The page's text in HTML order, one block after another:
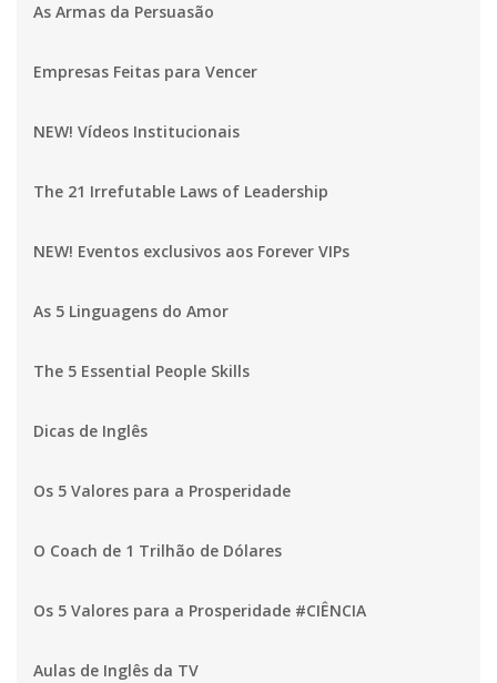
As Armas da Persuasão
Empresas Feitas para Vencer
NEW! Vídeos Institucionais
The 21 Irrefutable Laws of Leadership
NEW! Eventos exclusivos aos Forever VIPs
As 5 Linguagens do Amor
The 5 Essential People Skills
Dicas de Inglês
Os 5 Valores para a Prosperidade
O Coach de 1 Trilhão de Dólares
Os 5 Valores para a Prosperidade #CIÊNCIA
Aulas de Inglês da TV